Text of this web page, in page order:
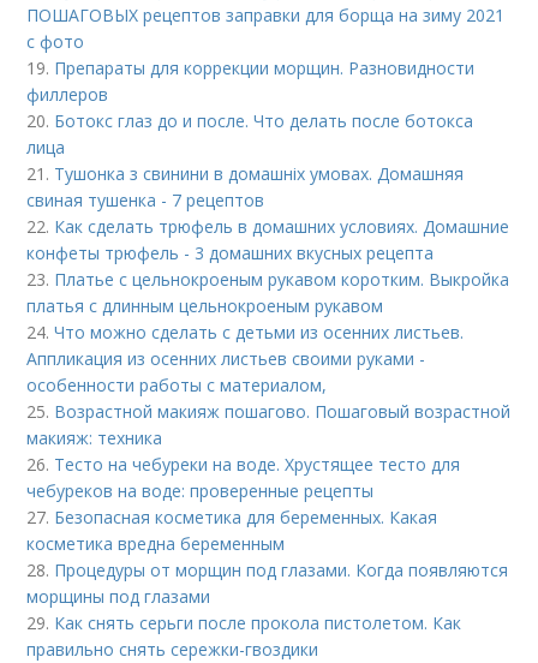
ПОШАГОВЫХ рецептов заправки для борща на зиму 2021
с фото
19. Препараты для коррекции морщин. Разновидности
филлеров
20. Ботокс глаз до и после. Что делать после ботокса
лица
21. Тушонка з свинини в домашніх умовах. Домашняя
свиная тушенка - 7 рецептов
22. Как сделать трюфель в домашних условиях. Домашние
конфеты трюфель - 3 домашних вкусных рецепта
23. Платье с цельнокроеным рукавом коротким. Выкройка
платья с длинным цельнокроеным рукавом
24.Что можно сделать с детьми из осенних листьев.
Аппликация из осенних листьев своими руками -
особенности работы с материалом,
25. Возрастной макияж пошагово. Пошаговый возрастной
макияж: техника
26. Тесто на чебуреки на воде. Хрустящее тесто для
чебуреков на воде: проверенные рецепты
27. Безопасная косметика для беременных. Какая
косметика вредна беременным
28. Процедуры от морщин под глазами. Когда появляются
морщины под глазами
29. Как снять серьги после прокола пистолетом. Как
правильно снять сережки-гвоздики